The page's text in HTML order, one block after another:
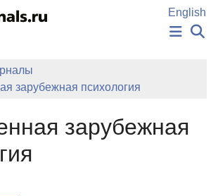
содержанию
English
НОВОСТИ
ИЗДАНИЯ
АВТОРЫ
БАЗА ЗНАНИЙ
КЛЮЧЕВЫЕ СЛОВА
зарубежная психология
зарубежная